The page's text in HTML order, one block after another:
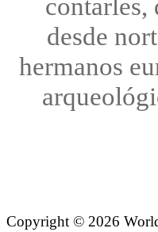
desde
hermanos
Copyright © 2026